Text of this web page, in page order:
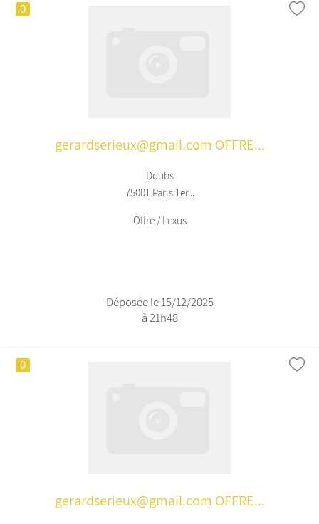
0
gerardserieux@gmail.com OFFRE...
Doubs
75001 Paris 1er...
Offre / Lexus
Déposée le 15/12/2025
à 21h48
0
gerardserieux@gmail.com OFFRE...